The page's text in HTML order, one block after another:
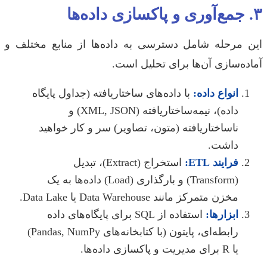
مرحله شامل دسترسی به داده‌ها از منابع مختلف و
آن‌ها برای تحلیل است.
انواع داده:با داده‌های ساختاریافته (جداول پایگاه
داده)، نیمه‌ساختاریافته (XML, JSON) و
ناساختاریافته (متون، تصاویر) سر و کار خواهید
داشت.
فرایند ETL:
استخراج (Extract)، تبدیل
(Transform) و بارگذاری (Load) داده‌ها به یک
مخزن متمرکز مانند Data Warehouse یا Data Lake.
ابزارها:
استفاده از SQL برای پایگاه‌های داده
رابطه‌ای، پایتون (با کتابخانه‌های Pandas, NumPy)